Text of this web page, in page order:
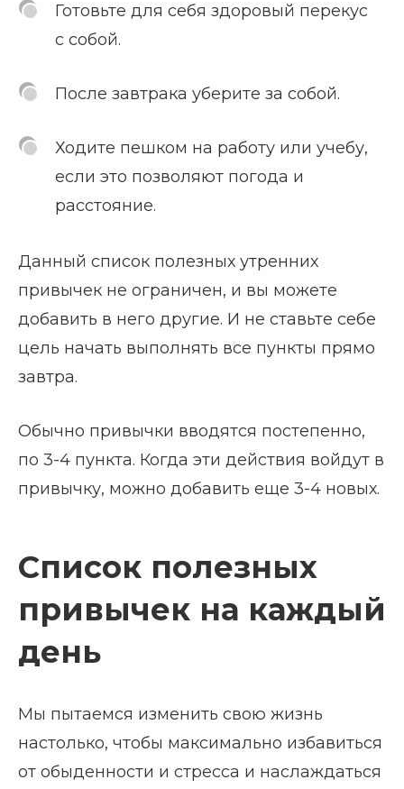
Готовьте для себя здоровый перекус
с собой.
После завтрака уберите за собой.
Ходите пешком на работу или учебу,
если это позволяют погода и
расстояние.
Данный список полезных утренних
привычек не ограничен, и вы можете
добавить в него другие. И не ставьте себе
цель начать выполнять все пункты прямо
завтра.
Обычно привычки вводятся постепенно,
по 3-4 пункта. Когда эти действия войдут в
привычку, можно добавить еще 3-4 новых.
Список полезных
привычек на каждый
день
Мы пытаемся изменить свою жизнь
настолько, чтобы максимально избавиться
от обыденности и стресса и наслаждаться